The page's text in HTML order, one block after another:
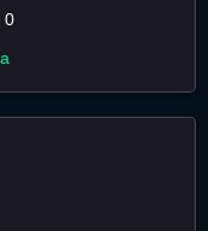
0